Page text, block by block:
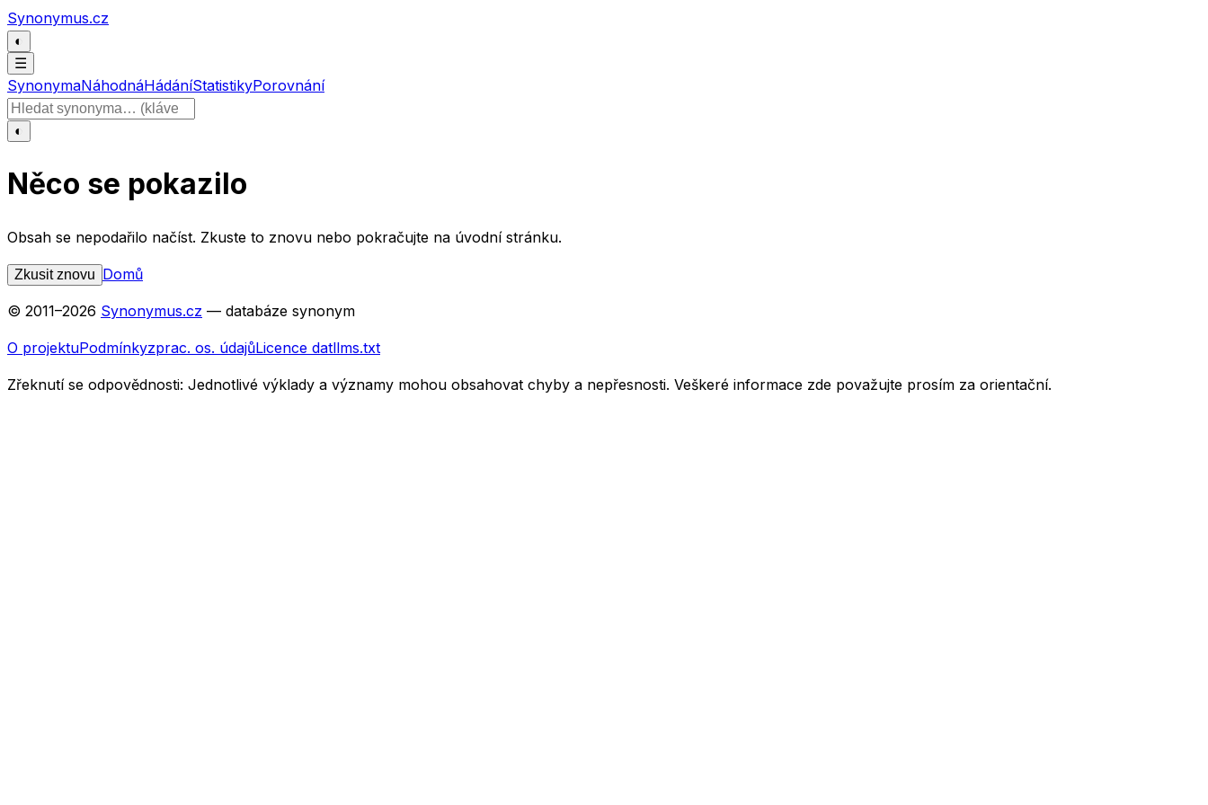
Přeskočit na obsah
Synonymus.cz
◐
☰
SynonymaNáhodnáHádáníStatistikyPorovnání
Hledat slovo
◐
Něco se pokazilo
Obsah se nepodařilo načíst. Zkuste to znovu nebo pokračujte na úvodní stránku.
Zkusit znovu Domů
© 2011–2026 Synonymus.cz — databáze synonym
O projektuPodmínkyzprac. os. údajůLicence datllms.txt
Zřeknutí se odpovědnosti: Jednotlivé výklady a významy mohou obsahovat chyby a nepřesnosti. Veškeré informace zde považujte prosím za orientační.